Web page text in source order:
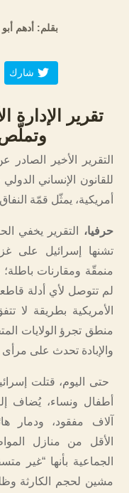
بقلم: أدهم
شارك
تقرير الإدارة
التقرير الأخير
للقانون الإنساني
أمريكية، يمثّل قمّة
حرفيا، التقرير يخفي
تشنها إسرائيل على
منمقّة ومقارنات باطلة؛
لم تتوصل لأي أدلة
الأمريكية بطريقة لا
منطق تجرؤ الولايات
والإبادة تحدث على
الأقل من منازل
الجماعية بأنها “غير
مشين لحجم الكارثة